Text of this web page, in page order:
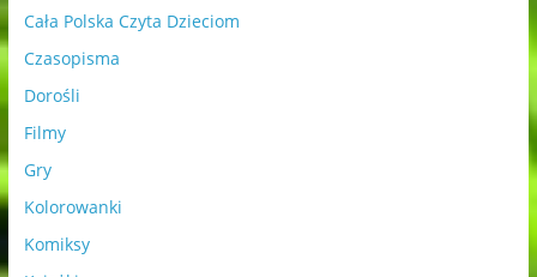
Cała Polska Czyta Dzieciom
Czasopisma
Dorośli
Filmy
Gry
Kolorowanki
Komiksy